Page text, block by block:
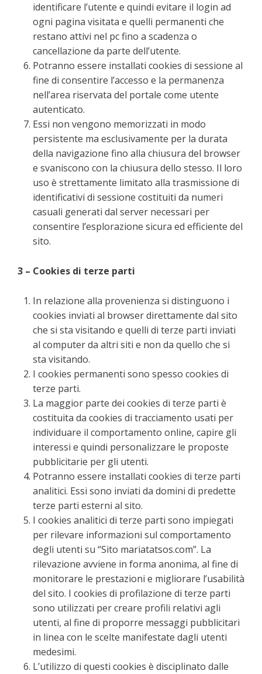
identificare l’utente e quindi evitare il login ad
ogni pagina visitata e quelli permanenti che
restano attivi nel pc fino a scadenza o
cancellazione da parte dell’utente.
Potranno essere installati cookies di sessione al
fine di consentire l’accesso e la permanenza
nell’area riservata del portale come utente
autenticato.
Essi non vengono memorizzati in modo
persistente ma esclusivamente per la durata
della navigazione fino alla chiusura del browser
e svaniscono con la chiusura dello stesso. Il loro
uso è strettamente limitato alla trasmissione di
identificativi di sessione costituiti da numeri
casuali generati dal server necessari per
consentire l’esplorazione sicura ed efficiente del
sito.
3 – Cookies di terze parti
In relazione alla provenienza si distinguono i
cookies inviati al browser direttamente dal sito
che si sta visitando e quelli di terze parti inviati
al computer da altri siti e non da quello che si
sta visitando.
I cookies permanenti sono spesso cookies di
terze parti.
La maggior parte dei cookies di terze parti è
costituita da cookies di tracciamento usati per
individuare il comportamento online, capire gli
interessi e quindi personalizzare le proposte
pubblicitarie per gli utenti.
Potranno essere installati cookies di terze parti
analitici. Essi sono inviati da domini di predette
terze parti esterni al sito.
I cookies analitici di terze parti sono impiegati
per rilevare informazioni sul comportamento
degli utenti su “Sito mariatatsos.com”. La
rilevazione avviene in forma anonima, al fine di
monitorare le prestazioni e migliorare l’usabilità
del sito. I cookies di profilazione di terze parti
sono utilizzati per creare profili relativi agli
utenti, al fine di proporre messaggi pubblicitari
in linea con le scelte manifestate dagli utenti
medesimi.
L’utilizzo di questi cookies è disciplinato dalle